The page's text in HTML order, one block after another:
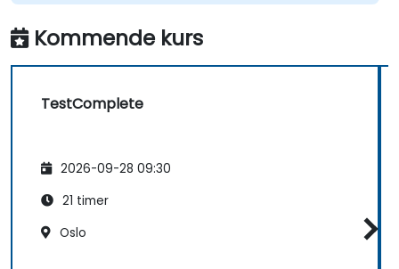
Kommende kurs
TestComplete
2026-09-28 09:30
21 timer
Oslo